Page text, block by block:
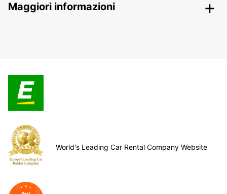
Maggiori informazioni
World's Leading Car Rental Company Website